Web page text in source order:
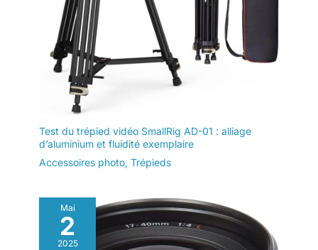
Test du trépied vidéo SmallRig AD-01 : alliage
d’aluminium et fluidité exemplaire
Accessoires photo, Trépieds
Mai
2
2025